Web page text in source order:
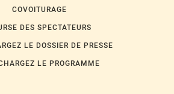
COVOITURAGE
DES SPECTATEURS
LE DOSSIER DE PRESSE
LE PROGRAMME